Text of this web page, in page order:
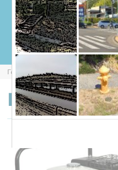
ГАЗОВІ
ЗВАРЮВАЛЬНІ
Головна Бензинові Генератори
Fogo